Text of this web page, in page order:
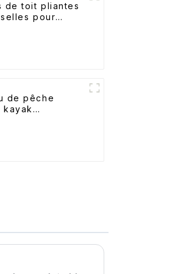
de toit pliantes
pour
de pêche
kayak